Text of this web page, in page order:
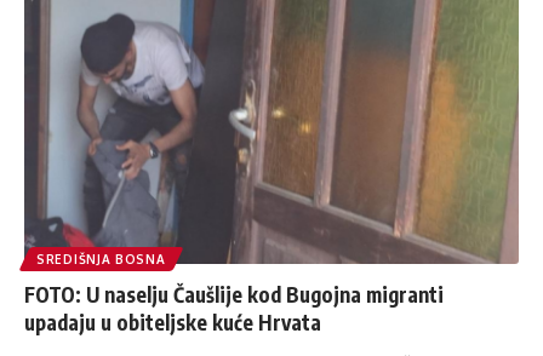
SREDIŠNJA BOSNA
FOTO: U naselju Čaušlije kod Bugojna migranti
upadaju u obiteljske kuće Hrvata